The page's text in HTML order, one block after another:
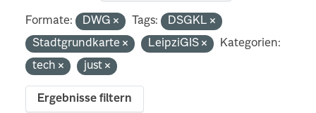
Formate: DWG Tags:
DSGKL
Stadtgrundkarte
LeipziGIS
Kategorien:
tech
just
Ergebnisse filtern